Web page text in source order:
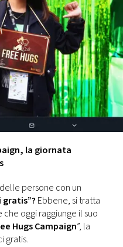
la giornata
persone con un
gratis”? Ebbene, si tratta
oggi raggiunge il suo
Hugs Campaign”, la
gratis.